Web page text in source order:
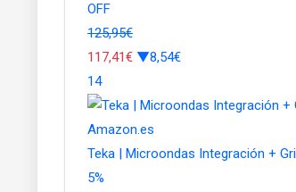
OFF
125,95€
117,41€ ▼8,54€
14
Amazon.es
Teka | Microondas Integración +
5%